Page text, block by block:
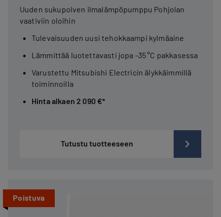
Uuden sukupolven ilmalämpöpumppu Pohjolan
vaativiin oloihin
Tulevaisuuden uusi tehokkaampi kylmäaine
Lämmittää luotettavasti jopa -35 °C pakkasessa
Varustettu Mitsubishi Electricin älykkäimmillä
toiminnoilla
Hinta alkaen 2 090 €*
Tutustu tuotteeseen
Poistuva